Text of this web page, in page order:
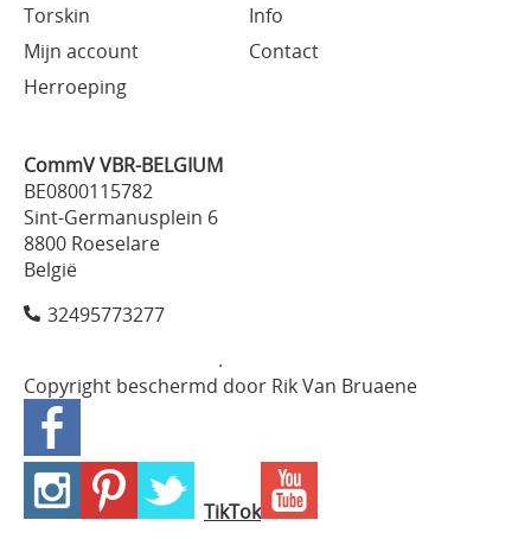
Torskin
Info
Mijn account
Contact
Herroeping
CommV VBR-BELGIUM
BE0800115782
Sint-Germanusplein 6
8800 Roeselare
België
32495773277
.
Copyright beschermd door Rik Van Bruaene
TikTok